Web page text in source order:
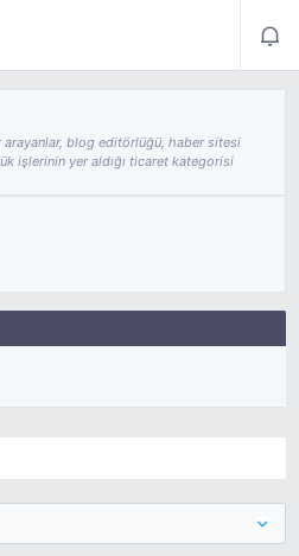
blog editörlüğü, haber sitesi
işlerinin yer aldığı ticaret kategorisi